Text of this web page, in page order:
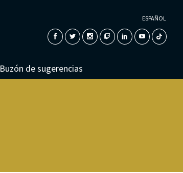
ESPAÑOL
Buzón de sugerencias